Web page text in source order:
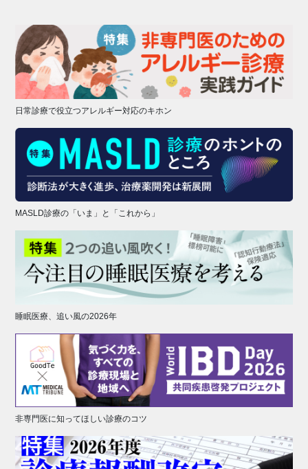
日常診療で役立つアレルギー対応のキホン
MASLD診療の「いま」と「これから」
睡眠医療、追い風の2026年
非専門医に知ってほしい診療のコツ